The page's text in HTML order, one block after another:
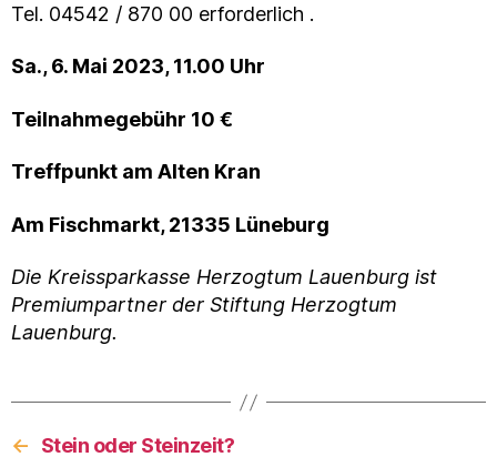
Tel. 04542 / 870 00 erforderlich .
Sa., 6. Mai 2023, 11.00 Uhr
Teilnahmegebühr 10 €
Treffpunkt am Alten Kran
Am Fischmarkt, 21335 Lüneburg
Die Kreissparkasse Herzogtum Lauenburg ist
Premiumpartner der Stiftung Herzogtum
Lauenburg.
←
Stein oder Steinzeit?